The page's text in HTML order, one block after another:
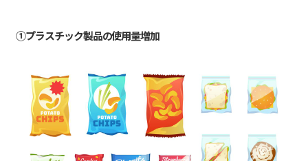
①プラスチック製品の使用量増加